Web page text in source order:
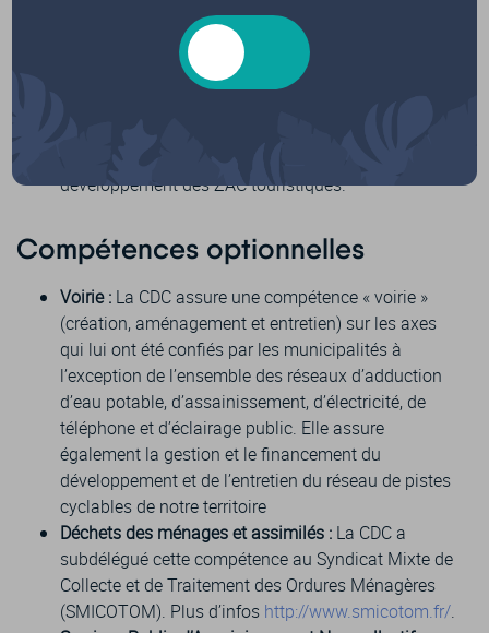
Aménagement de l’espace :
La CDC a pour mission
de coordonner le développement urbain sur son
territoire. A ce titre elle est responsable de la
développement des ZAC touristiques.
Compétences optionnelles
Voirie : La CDC assure une compétence « voirie »
(création, aménagement et entretien) sur les axes
qui lui ont été confiés par les municipalités à
l’exception de l’ensemble des réseaux d’adduction
d’eau potable, d’assainissement, d’électricité, de
téléphone et d’éclairage public. Elle assure
également la gestion et le financement du
développement et de l’entretien du réseau de pistes
cyclables de notre territoire
Déchets des ménages et assimilés : La CDC a
subdélégué cette compétence au Syndicat Mixte de
Collecte et de Traitement des Ordures Ménagères
(SMICOTOM). Plus d’infos http://www.smicotom.fr/.